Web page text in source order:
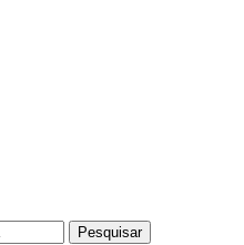
Pesquisar